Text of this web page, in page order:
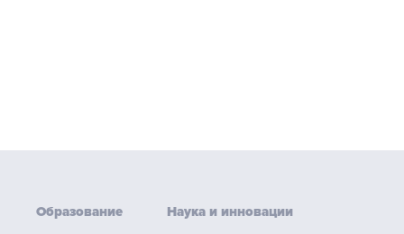
Образование Наука и инновации